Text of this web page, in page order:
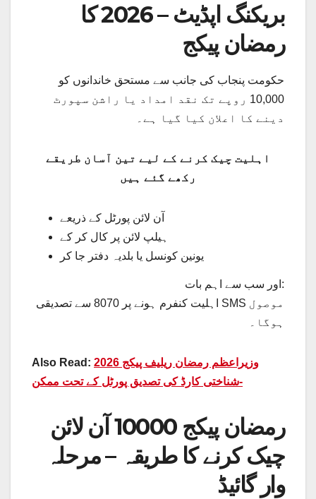
بریکنگ اپڈیٹ – 2026 کا
رمضان پیکج
حکومت پنجاب کی جانب سے مستحق خاندانوں کو
10,000 روپے تک نقد امداد یا راشن سپورٹ
دینے کا اعلان کیا گیا ہے۔
اہلیت چیک کرنے کے لیے تین آسان طریقے
رکھے گئے ہیں
آن لائن پورٹل کے ذریعے
ہیلپ لائن پر کال کر کے
یونین کونسل یا بلدیہ دفتر جا کر
اور سب سے اہم بات:
اہلیت کنفرم ہونے پر 8070 سے تصدیقی SMS موصول
ہوگا۔
Also Read: وزیراعظم رمضان ریلیف پیکج 2026
-شناختی کارڈ کی تصدیق پورٹل کے تحت ممکن
رمضان پیکج 10000 آن لائن
چیک کرنے کا طریقہ – مرحلہ
وار گائیڈ